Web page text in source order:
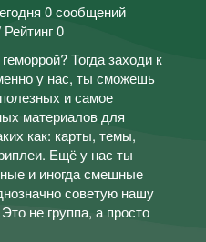
0 сообщений
0
Тогда заходи к
у нас, ты сможешь
и самое
материалов для
как: карты, темы,
Ещё у нас ты
и иногда смешные
советую нашу
не группа, а просто